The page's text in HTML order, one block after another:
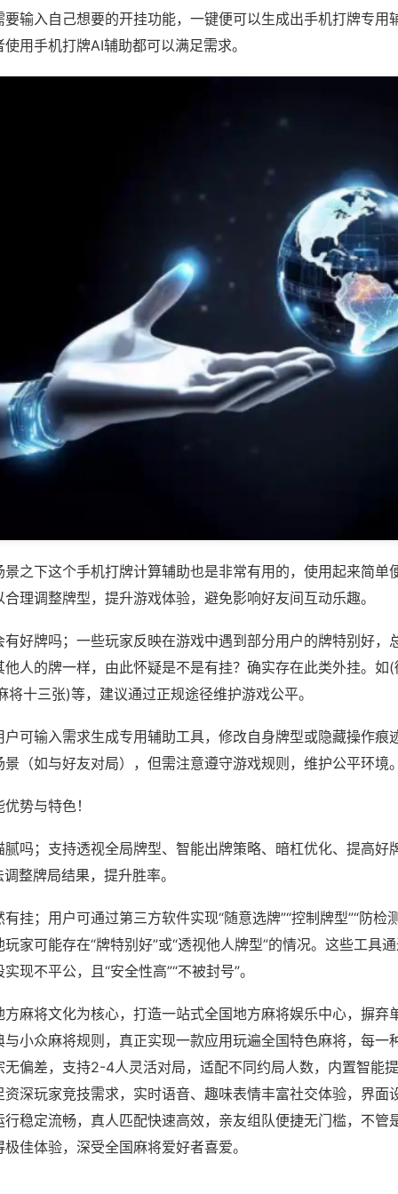
输入自己想要的开挂功能，一键便可以生成出手机打牌专用
用手机打牌AI辅助都可以满足需求。
之下这个手机打牌计算辅助也是非常有用的，使用起来简单
理调整牌型，提升游戏体验，避免影响好友间互动乐趣。
好牌吗；一些玩家反映在游戏中遇到部分用户的牌特别好，
人的牌一样，由此怀疑是不是有挂？确实存在此类外挂。如
将十三张)等，建议通过正规途径维护游戏公平。
可输入需求生成专用辅助工具，修改自身牌型或隐藏操作痕
（如与好友对局），但需注意遵守游戏规则，维护公平环境
势与特色！
吗；支持透视全局牌型、智能出牌策略、暗杠优化、提高好
整牌局结果，提升胜率。
挂；用户可通过第三方软件实现“随意选牌”“控制牌型”“防检
家可能存在“牌特别好”或“透视他人牌型”的情况。这些工具
现不平公，且“安全性高”“不被封号”。
麻将文化为核心，打造一站式全国地方麻将娱乐中心，摒弃
小众麻将规则，真正实现一款应用玩遍全国特色麻将，每一
无偏差，支持2-4人灵活对局，适配不同约局人数，内置智能
深玩家竞技需求，实时语音、趣味表情丰富社交体验，界面
稳定流畅，真人匹配快速高效，亲友组队便捷无门槛，不管
佳体验，深受全国麻将爱好者喜爱。